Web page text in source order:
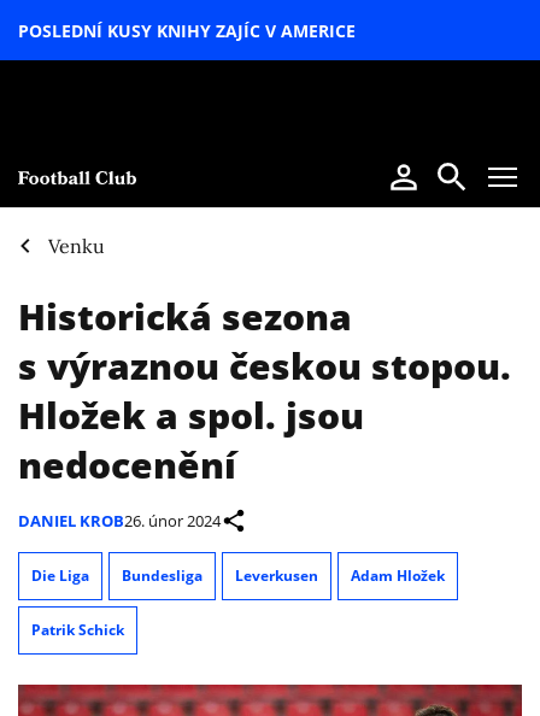
POSLEDNÍ KUSY KNIHY ZAJÍC V AMERICE
Venku
Historická sezona
s výraznou českou stopou.
Hložek a spol. jsou
nedocenění
DANIEL KROB26. únor 2024
Die Liga Bundesliga Leverkusen Adam Hložek
Patrik Schick